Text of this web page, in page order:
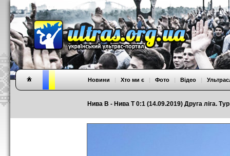
Нива В - Нива Т 0:1 (14.09.2019) Друга ліга.
Новини | Хто ми є | Фото | Відео |